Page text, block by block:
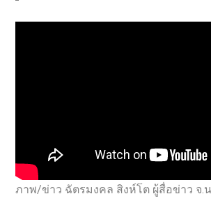
ภาพ/ข่าว ฉัตรมงคล สิงห์โต ผู้สื่อข่าว จ.